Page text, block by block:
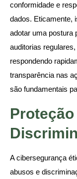
conformidade e
dados. Eticamente,
adotar uma postura
auditorias
respondendo
transparência nas
são fundamentais
A cibersegurança
abusos e